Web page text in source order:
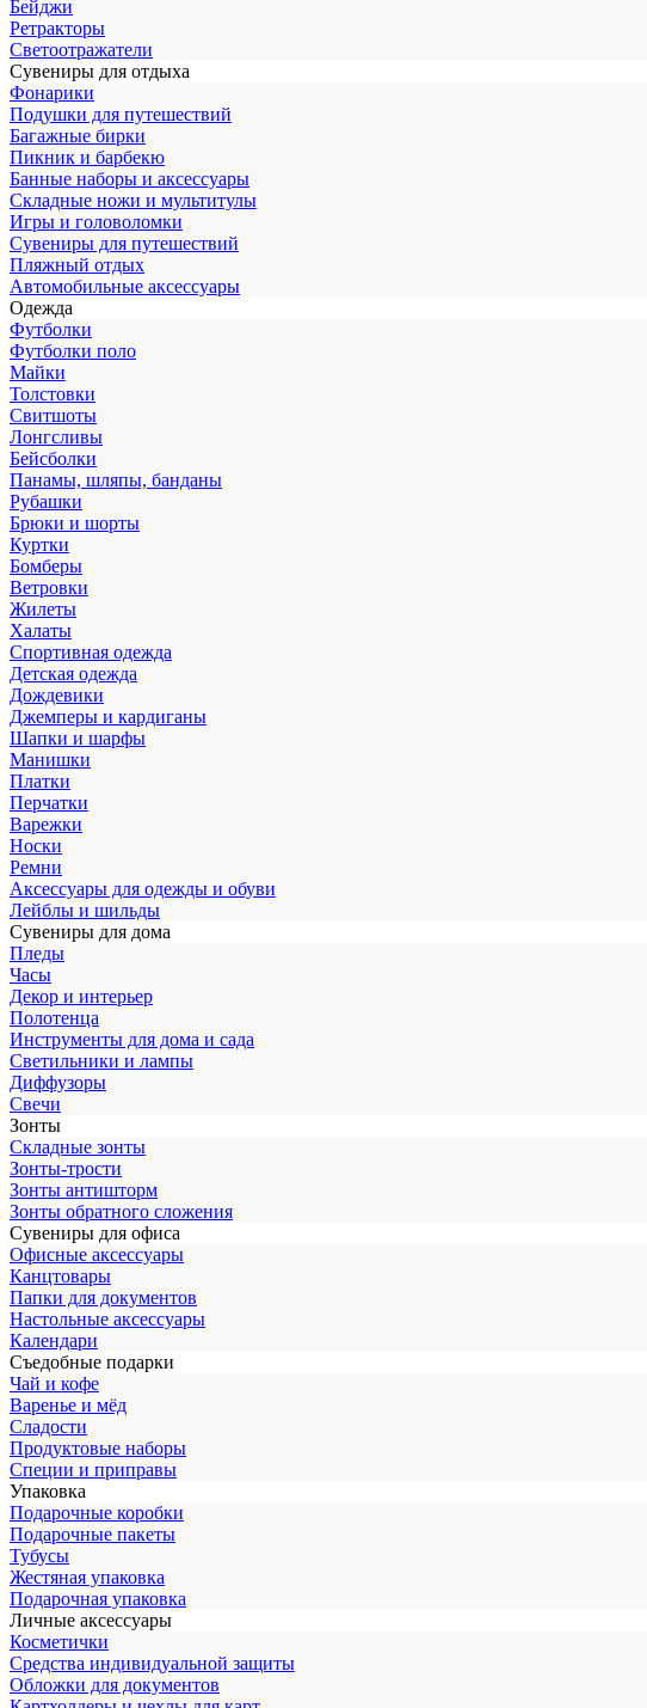
Бейджи
Ретракторы
Светоотражатели
Сувениры для отдыха
Фонарики
Подушки для путешествий
Багажные бирки
Пикник и барбекю
Банные наборы и аксессуары
Складные ножи и мультитулы
Игры и головоломки
Сувениры для путешествий
Пляжный отдых
Автомобильные аксессуары
Одежда
Футболки
Футболки поло
Майки
Толстовки
Свитшоты
Лонгсливы
Бейсболки
Панамы, шляпы, банданы
Рубашки
Брюки и шорты
Куртки
Бомберы
Ветровки
Жилеты
Халаты
Спортивная одежда
Детская одежда
Дождевики
Джемперы и кардиганы
Шапки и шарфы
Манишки
Платки
Перчатки
Варежки
Носки
Ремни
Аксессуары для одежды и обуви
Лейблы и шильды
Сувениры для дома
Пледы
Часы
Декор и интерьер
Полотенца
Инструменты для дома и сада
Светильники и лампы
Диффузоры
Свечи
Зонты
Складные зонты
Зонты-трости
Зонты антишторм
Зонты обратного сложения
Сувениры для офиса
Офисные аксессуары
Канцтовары
Папки для документов
Настольные аксессуары
Календари
Съедобные подарки
Чай и кофе
Варенье и мёд
Сладости
Продуктовые наборы
Специи и приправы
Упаковка
Подарочные коробки
Подарочные пакеты
Тубусы
Жестяная упаковка
Подарочная упаковка
Личные аксессуары
Косметички
Средства индивидуальной защиты
Обложки для документов